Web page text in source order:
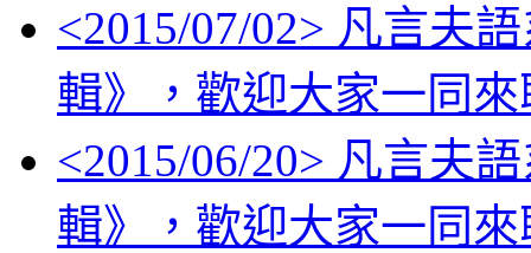
<2015/07/02> 凡言夫
輯》，歡迎大家一同
<2015/06/20> 凡言夫
輯》，歡迎大家一同